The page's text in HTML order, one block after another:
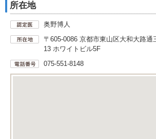
所在地
奥野博人
〒605-0086 京都市東山区大和大路通
13 ホワイトビル5F
075-551-8148